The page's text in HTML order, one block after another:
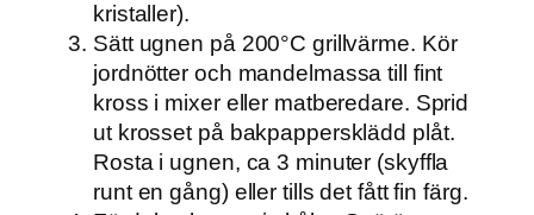
kristaller).
Sätt ugnen på 200°C grillvärme. Kör
jordnötter och mandelmassa till fint
kross i mixer eller matberedare. Sprid
ut krosset på bakpappersklädd plåt.
Rosta i ugnen, ca 3 minuter (skyffla
runt en gång) eller tills det fått fin färg.